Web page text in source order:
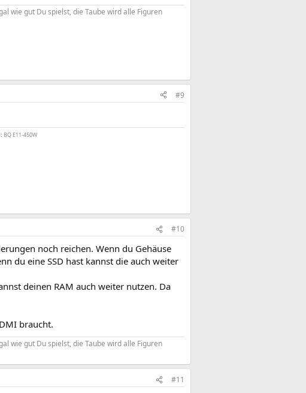
wie gut Du spielst, die Taube wird alle Figuren
#9
BQ E11-450W
#10
noch reichen. Wenn du Gehäuse
du eine SSD hast kannst die auch weiter
deinen RAM auch weiter nutzen. Da
braucht.
wie gut Du spielst, die Taube wird alle Figuren
#11